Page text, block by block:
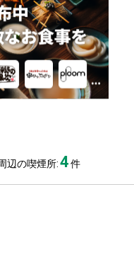
辺の喫煙所:4件